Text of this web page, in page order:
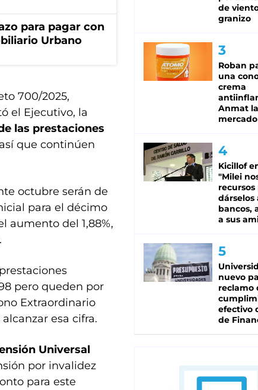
para pagar con
Urbano
700/2025,
el Ejecutivo, la
las prestaciones
que continúen
octubre serán de
para el décimo
aumento del 1,88%,
pero queden por
Extraordinario
esa cifra.
Universal
por invalidez
para este
de
granizo
Roban
una
crema
Anmat
mercado
Kicillof
"Milei
recursos
dárselos
bancos,
a sus
nuevo
reclamo
efectivo
de